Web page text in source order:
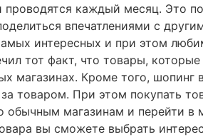
проводятся каждый месяц. Это
впечатлениями с
интересных и при этом
тот факт, что товары, которые
магазинах. Кроме того, шопинг
товаром. При этом покупать
обычным магазинам и перейти в
вы сможете выбрать